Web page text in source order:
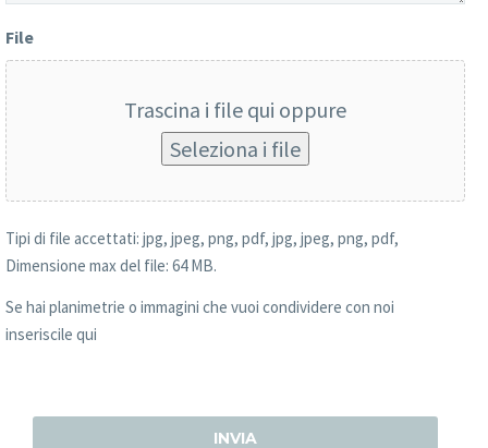
File
Trascina i file qui oppure
Seleziona i file
Tipi di file accettati: jpg, jpeg, png, pdf, jpg, jpeg, png, pdf,
Dimensione max del file: 64 MB.
Se hai planimetrie o immagini che vuoi condividere con noi
inseriscile qui